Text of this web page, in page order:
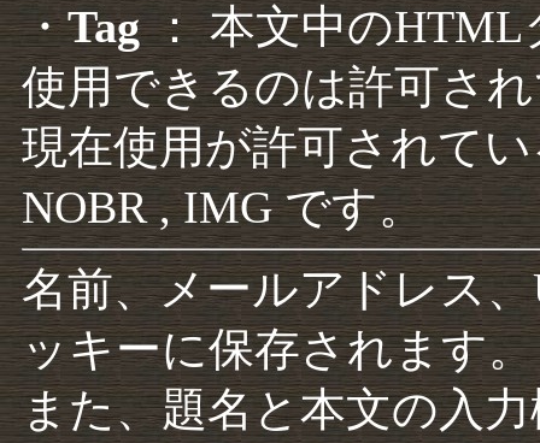
・Tag： 本文中のHTML
使用できるのは許可さ
現在使用が許可されて
NOBR , IMG です。
名前、メールアドレス
ッキーに保存されます。
また、題名と本文の入